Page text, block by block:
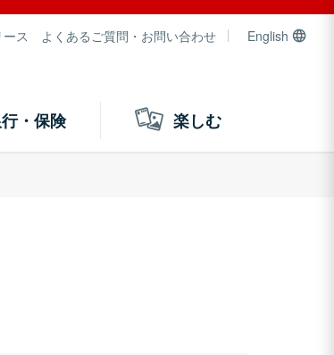
ス よくあるご質問・お問い合わせ English
・保険 楽しむ